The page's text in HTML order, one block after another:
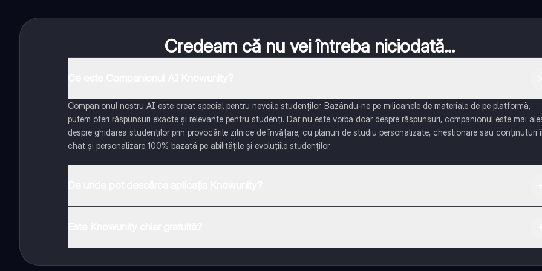
Credeam că nu vei întreba niciodată...
Companionul nostru AI este creat special pentru nevoile studenților. Bazându-ne pe milioanele de materiale de pe platformă,
putem oferi răspunsuri exacte și relevante pentru studenți. Dar nu este vorba doar despre răspunsuri, companionul este mai
despre ghidarea studenților prin provocările zilnice de învățare, cu planuri de studiu personalizate, chestionare sau conținuturi
chat și personalizare 100% bazată pe abilitățile și evoluțiile studenților.
distanță. În plus, câștigă puncte ca să deblochezi mai multe funcționalități!